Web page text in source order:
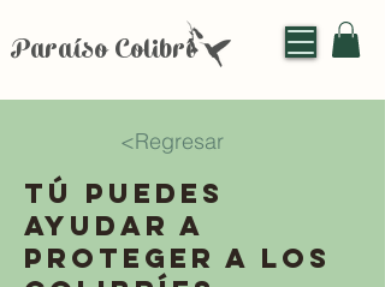
Paraíso Colibrí
<Regresar
Tú puedes
ayudar a
proteger a los